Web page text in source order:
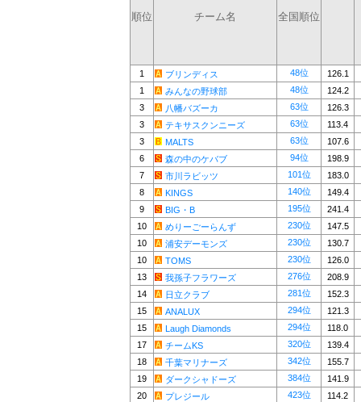
順位 チーム名 全国順位
1 ブリンディス 48位
126.1
1
みんなの野球部 48位
124.2
3
八幡バズーカ 63位
126.3
3
テキサスクンニーズ 63位
113.4
3
MALTS 63位
107.6
6
森の中のケバブ 94位
198.9
7
市川ラビッツ 101位
183.0
8
KINGS 140位
149.4
9
BIG・B 195位
241.4
10
めりーごーらんず 230位
147.5
10
浦安デーモンズ 230位
130.7
10
TOMS 230位
126.0
13
我孫子フラワーズ 276位
208.9
14
日立クラブ 281位
152.3
15
ANALUX 294位
121.3
15
Laugh Diamonds 294位
118.0
17
チームKS 320位
139.4
18
千葉マリナーズ 342位
155.7
19
ダークシャドーズ 384位
141.9
20
プレジール 423位
114.2